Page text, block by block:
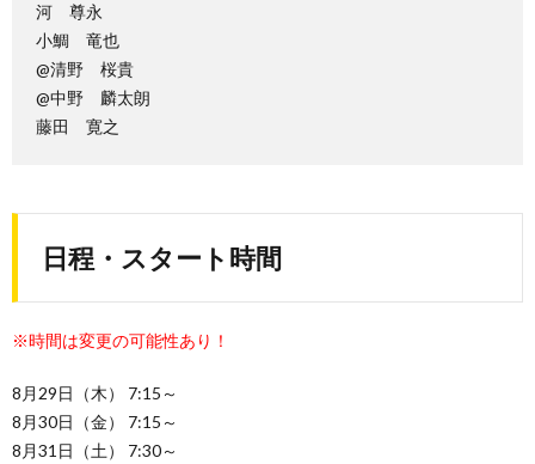
河 尊永
小鯛 竜也
@清野 桜貴
@中野 麟太朗
藤田 寛之
日程・スタート時間
※時間は変更の可能性あり！
8月29日（木） 7:15～
8月30日（金） 7:15～
8月31日（土） 7:30～